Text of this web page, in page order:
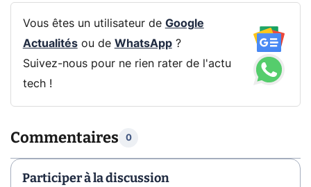
Vous êtes un utilisateur de Google
Actualitésou de WhatsApp?
Suivez-nous pour ne rien rater de l'actu
tech !
Commentaires 0
Participer à la discussion